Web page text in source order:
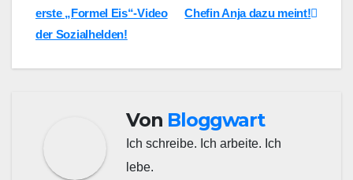
Chefin Anja dazu meint!
erste „Formel Eis“-Video
der Sozialhelden!
Von Bloggwart
Ich schreibe. Ich arbeite. Ich
lebe.